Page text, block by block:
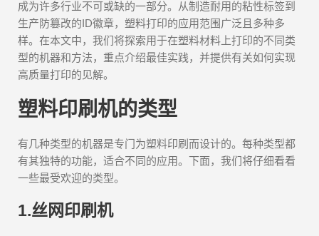
成为许多行业不可或缺的一部分。从制造耐用的粘性标签到
生产防篡改的ID徽章，塑料打印的应用范围广泛且多种多
样。在本文中，我们将探索用于在塑料材料上打印的不同类
型的机器和方法，重点介绍最佳实践，并提供有关如何实现
高质量打印的见解。
塑料印刷机的类型
有几种类型的机器是专门为塑料印刷而设计的。每种类型都
有其独特的功能，适合不同的应用。下面，我们将仔细看看
一些最受欢迎的类型。
1.丝网印刷机